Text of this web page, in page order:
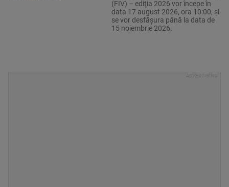
(FIV) – ediţia 2026 vor începe în
data 17 august 2026, ora 10:00, şi
se vor desfăşura până la data de
15 noiembrie 2026.